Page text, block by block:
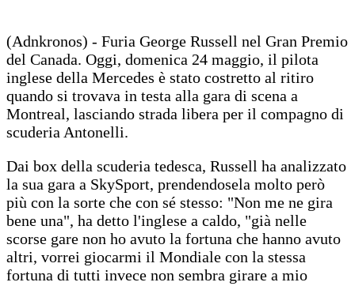
(Adnkronos) - Furia George Russell nel Gran Premio
del Canada. Oggi, domenica 24 maggio, il pilota
inglese della Mercedes è stato costretto al ritiro
quando si trovava in testa alla gara di scena a
Montreal, lasciando strada libera per il compagno di
scuderia Antonelli.
Dai box della scuderia tedesca, Russell ha analizzato
la sua gara a SkySport, prendendosela molto però
più con la sorte che con sé stesso: "Non me ne gira
bene una", ha detto l'inglese a caldo, "già nelle
scorse gare non ho avuto la fortuna che hanno avuto
altri, vorrei giocarmi il Mondiale con la stessa
fortuna di tutti invece non sembra girare a mio